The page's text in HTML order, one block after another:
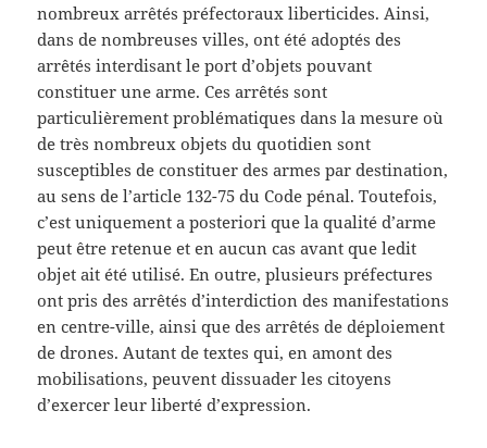
nombreux arrêtés préfectoraux liberticides. Ainsi,
dans de nombreuses villes, ont été adoptés des
arrêtés interdisant le port d’objets pouvant
constituer une arme. Ces arrêtés sont
particulièrement problématiques dans la mesure où
de très nombreux objets du quotidien sont
susceptibles de constituer des armes par destination,
au sens de l’article 132-75 du Code pénal. Toutefois,
c’est uniquement a posteriori que la qualité d’arme
peut être retenue et en aucun cas avant que ledit
objet ait été utilisé. En outre, plusieurs préfectures
ont pris des arrêtés d’interdiction des manifestations
en centre-ville, ainsi que des arrêtés de déploiement
de drones. Autant de textes qui, en amont des
mobilisations, peuvent dissuader les citoyens
d’exercer leur liberté d’expression.